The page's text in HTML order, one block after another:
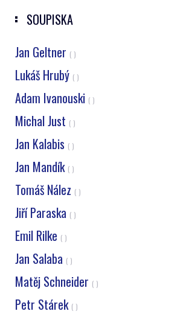
SOUPISKA
Jan Geltner ( )
Lukáš Hrubý ( )
Adam Ivanouski ( )
Michal Just ( )
Jan Kalabis ( )
Jan Mandík ( )
Tomáš Nález ( )
Jiří Paraska ( )
Emil Rilke ( )
Jan Salaba ( )
Matěj Schneider ( )
Petr Stárek ( )